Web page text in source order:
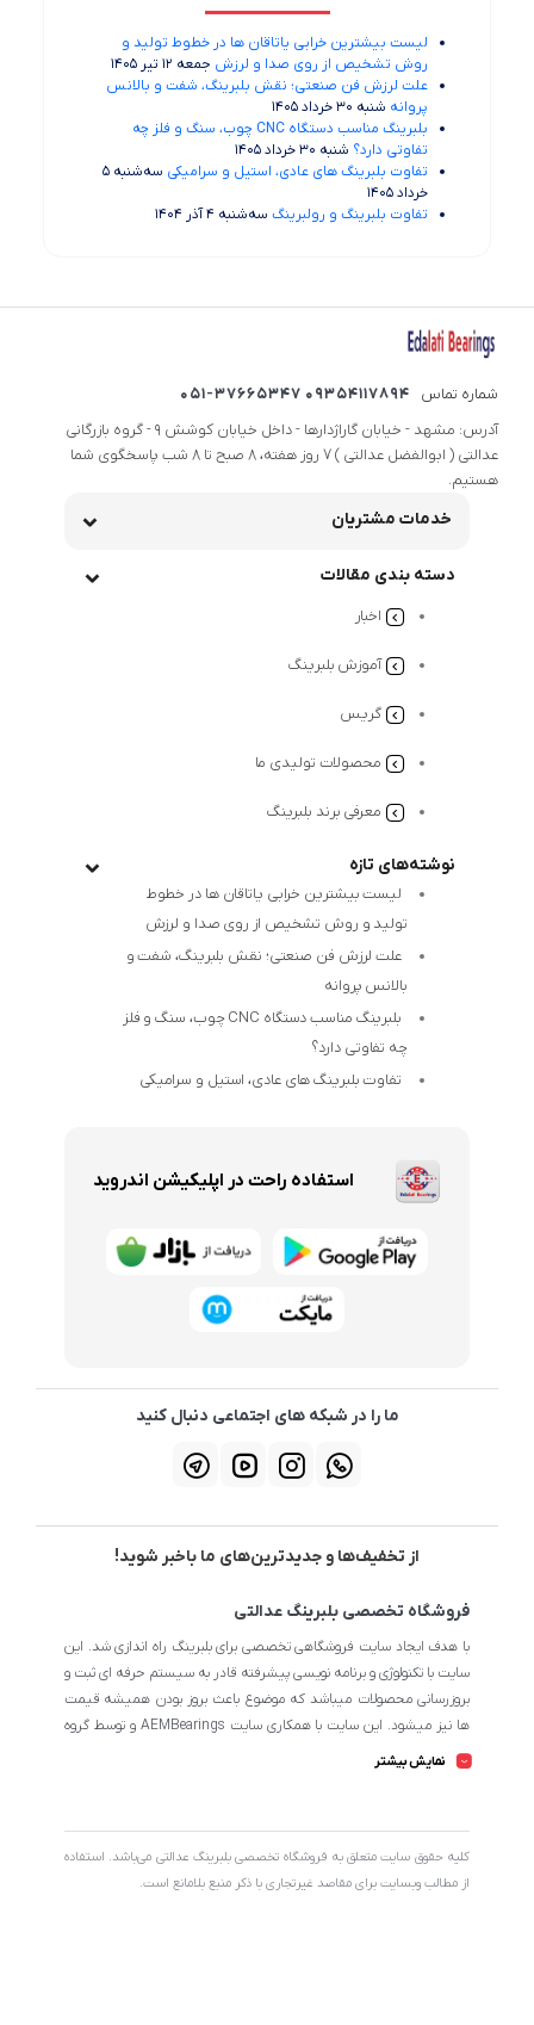
لیست بیشترین خرابی‌ یاتاقان ها در خطوط تولید و
روش تشخیص از روی صدا و لرزش جمعه 12 تیر 1405
علت لرزش فن صنعتی؛ نقش بلبرینگ، شفت و بالانس
پروانه شنبه 30 خرداد 1405
بلبرینگ مناسب دستگاه CNC چوب، سنگ و فلز چه
تفاوتی دارد؟ شنبه 30 خرداد 1405
تفاوت بلبرینگ های عادی، استیل و سرامیکی
سه‌شنبه 5
خرداد 1405
تفاوت بلبرینگ و رولبرینگ سه‌شنبه 4 آذر 1404
شماره تماس
09354117894 051-37665347
آدرس: مشهد - خیابان گاراژدارها - داخل خیابان کوشش 9 - گروه بازرگانی
عدالتی ( ابوالفضل عدالتی ) 7 روز هفته، 8 صبح تا 8 شب پاسخگوی شما
هستیم.
خدمات مشتریان
دسته بندی مقالات
اخبار
آموزش بلبرینگ
گریس
محصولات تولیدی ما
معرفی برند بلبرینگ
نوشته‌های تازه
لیست بیشترین خرابی‌ یاتاقان ها در خطوط
تولید و روش تشخیص از روی صدا و لرزش
علت لرزش فن صنعتی؛ نقش بلبرینگ، شفت و
بالانس پروانه
بلبرینگ مناسب دستگاه CNC چوب، سنگ و فلز
چه تفاوتی دارد؟
تفاوت بلبرینگ های عادی، استیل و سرامیکی
استفاده راحت در اپلیکیشن اندروید
ما را در شبکه های اجتماعی دنبال کنید
از تخفیف‌ها و جدیدترین‌های ما باخبر شوید!
فروشگاه تخصصی بلبرینگ عدالتی
با هدف ایجاد سایت فروشگاهی تخصصی برای بلبرینگ راه اندازی شد. این
سایت با تکنولوژی و برنامه نویسی پیشرفته قادر به سیستم حرفه ای ثبت و
بروزرسانی محصولات میباشد که موضوع باعث بروز بودن همیشه قیمت
ها نیز میشود. این سایت با همکاری سایت AEMBearings و توسط گروه
فروشگاه انتخاب و خریداری نمایند.
نمایش بیشتر
کليه حقوق سايت متعلق به فروشگاه تخصصی بلبرینگ عدالتی می‌باشد. استفاده
از مطالب وبسایت برای مقاصد غیرتجاری با ذکر منبع بلامانع است.